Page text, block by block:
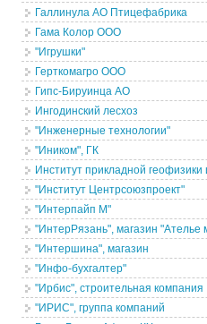
Галлинула АО Птицефабрика
Гама Колор ООО
"Игрушки"
Герткомагро ООО
Гипс-Бируинца АО
Ингодинский лесхоз
"Инженерные технологии"
"Иником", ГК
Институт прикладной
"Институт Центрсоюзпроект"
"Интерпайп М"
"ИнтерРязань", магазин
"Интершина", магазин
"Инфо-бухгалтер"
"Ирбис", строительная компания
"ИРИС", группа компаний